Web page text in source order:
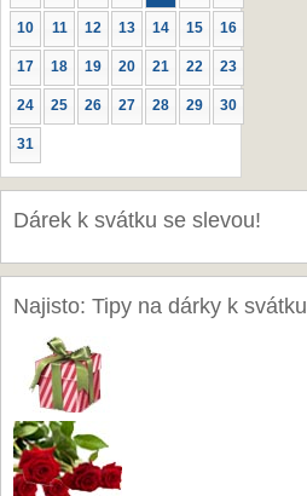
10 11 12 13 14 15 16
17 18 19 20 21 22 23
24 25 26 27 28 29 30
31
Dárek k svátku se slevou!
Najisto: Tipy na dárky k svátku